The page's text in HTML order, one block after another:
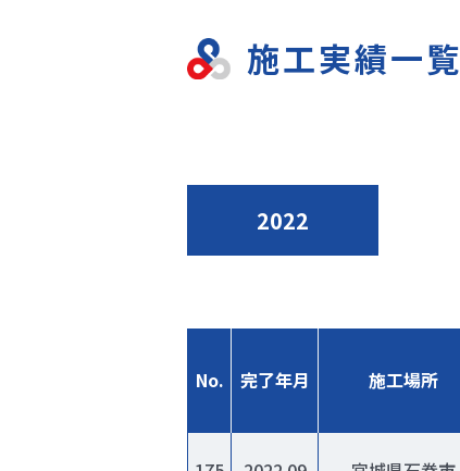
施工実績一覧
2022
No. 完了年月 施工場所